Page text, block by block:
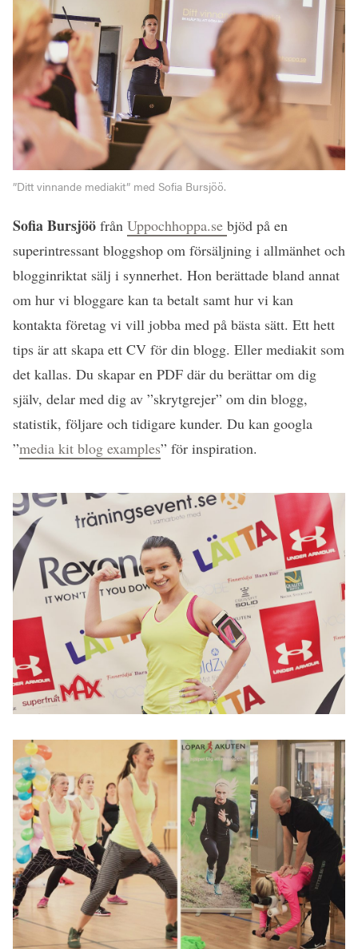
”Ditt vinnande mediakit” med Sofia Bursjöö.
Sofia Bursjöö från Uppochhoppa.se bjöd på en
superintressant bloggshop om försäljning i allmänhet och
blogginriktat sälj i synnerhet. Hon berättade bland annat
om hur vi bloggare kan ta betalt samt hur vi kan
kontakta företag vi vill jobba med på bästa sätt. Ett hett
tips är att skapa ett CV för din blogg. Eller mediakit som
det kallas. Du skapar en PDF där du berättar om dig
själv, delar med dig av ”skrytgrejer” om din blogg,
statistik, följare och tidigare kunder. Du kan googla
”media kit blog examples” för inspiration.